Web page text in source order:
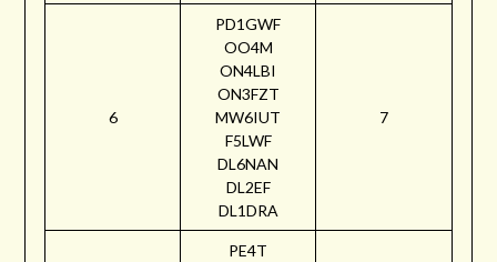
6
PD1GWF
OO4M
ON4LBI
ON3FZT
MW6IUT
F5LWF
DL6NAN
DL2EF
DL1DRA
7
PE4T